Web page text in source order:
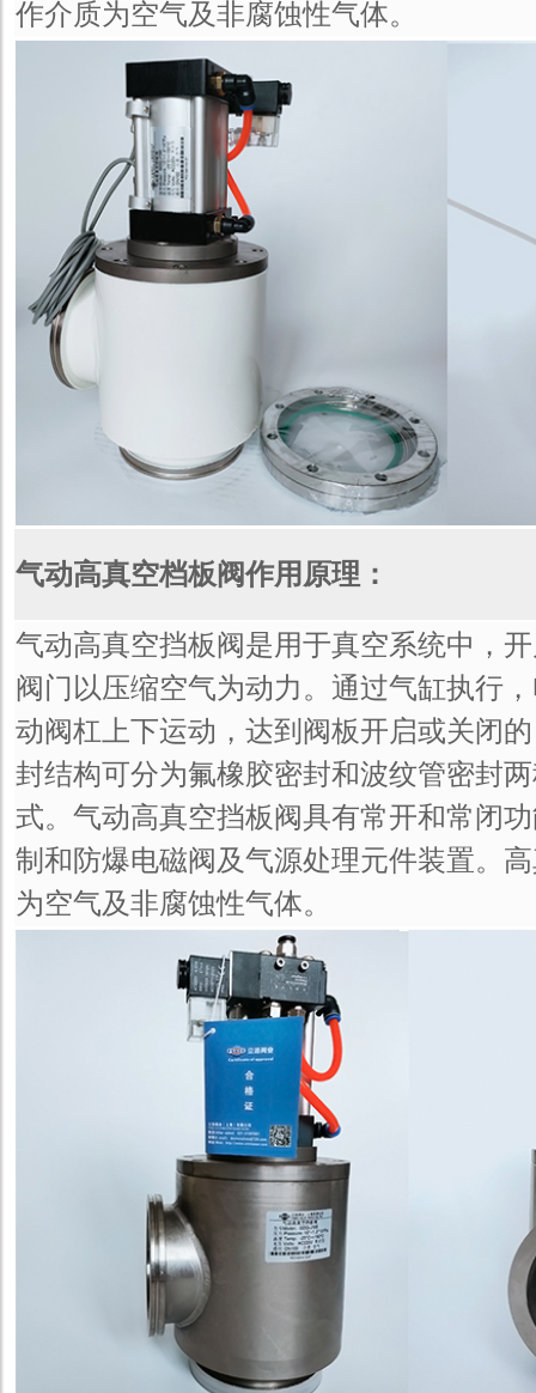
作介质为空气及非腐蚀性气体。
气动高真空档板阀作用原理：
气动高真空挡板阀是用于真空系统中，
阀门以压缩空气为动力。通过气缸执行
动阀杠上下运动，达到阀板开启或关闭
封结构可分为氟橡胶密封和波纹管密封
式。气动高真空挡板阀具有常开和常闭
制和防爆电磁阀及气源处理元件装置。
为空气及非腐蚀性气体。